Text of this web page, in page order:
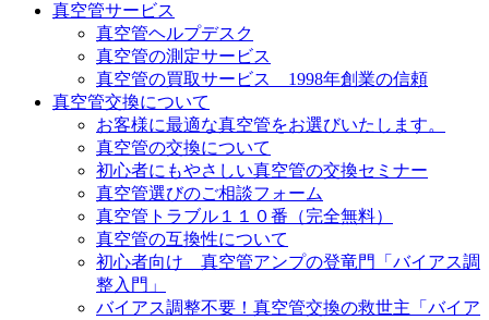
真空管サービス
真空管ヘルプデスク
真空管の測定サービス
真空管の買取サービス 1998年創業の信頼
真空管交換について
お客様に最適な真空管をお選びいたします。
真空管の交換について
初心者にもやさしい真空管の交換セミナー
真空管選びのご相談フォーム
真空管トラブル１１０番（完全無料）
真空管の互換性について
初心者向け 真空管アンプの登竜門「バイアス調
整入門」
バイアス調整不要！真空管交換の救世主「バイア